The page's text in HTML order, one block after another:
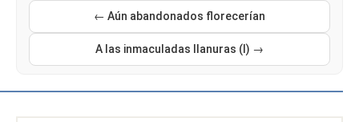
← Aún abandonados florecerían
A las inmaculadas llanuras (I) →